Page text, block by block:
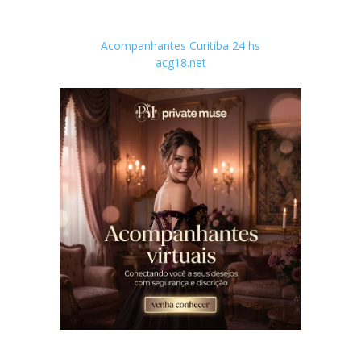
Acompanhantes Curitiba 24 hs
acg18.net